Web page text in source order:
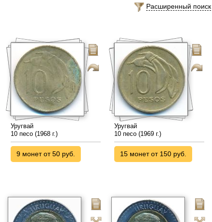
Расширенный поиск
Уругвай
10 песо (1968 г.)
9 монет от 50 руб.
Уругвай
10 песо (1969 г.)
15 монет от 150 руб.